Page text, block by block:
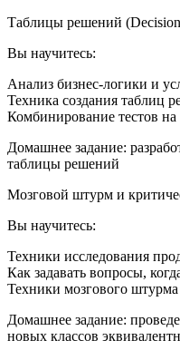
Таблицы решений
Вы научитесь:
Анализ бизнес-логики и
Техника создания таблиц
Комбинирование тестов
Домашнее задание:
таблицы решений
Мозговой штурм и
Вы научитесь:
Техники исследования
Как задавать вопросы,
Техники мозгового штурма
Домашнее задание:
новых классов